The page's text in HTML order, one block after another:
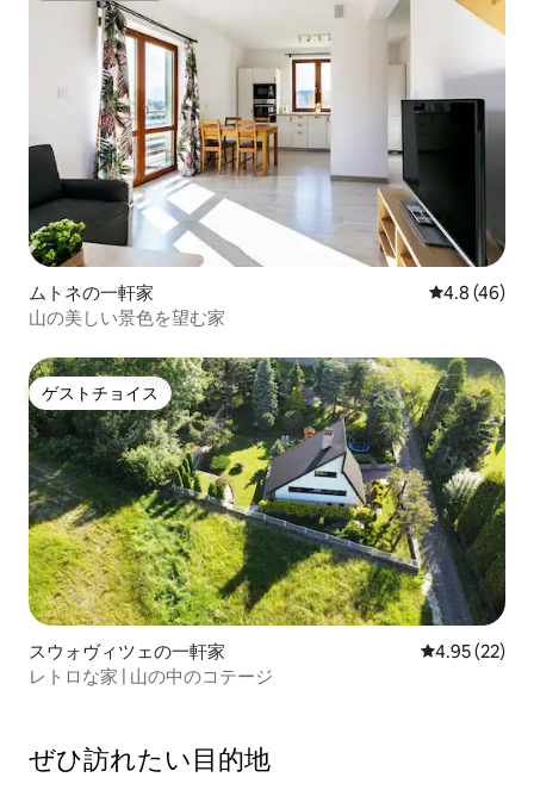
ムトネの一軒家 レビュー46
4.8 (46)
山の美しい景色を望む家
ゲストチョイス
ゲストチョイス
スウォヴィツェの一軒家 レビュー22
4.95 (22)
レトロな家 | 山の中のコテージ
ぜひ訪⁠れ⁠た⁠い目⁠的⁠地